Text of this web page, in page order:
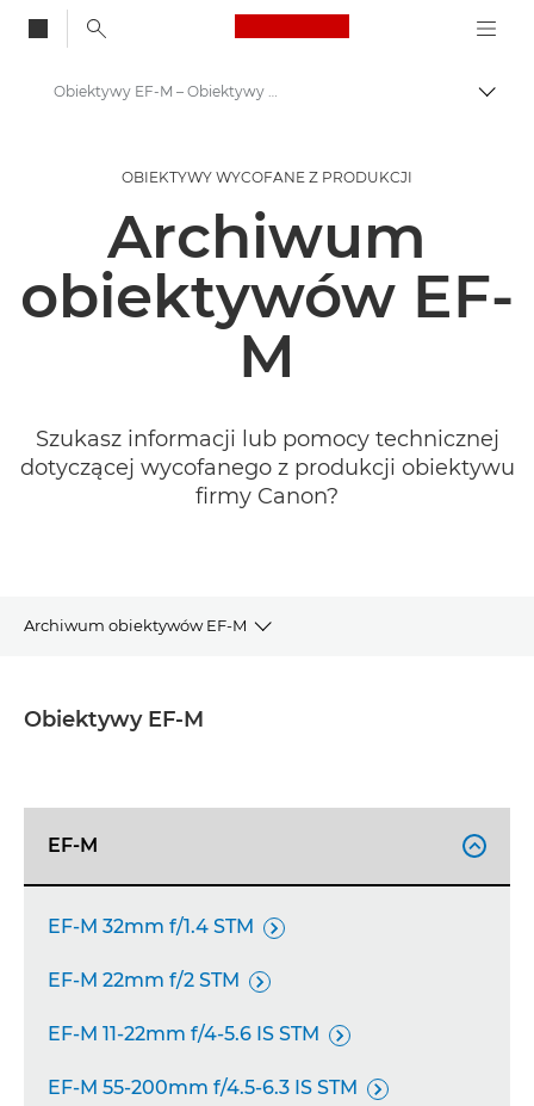
Canon Logo, back
Obiektywy do aparatów Canon
Obiektywy EF-M – Obiektywy – Obiektywy do kamer i aparatów
OBIEKTYWY WYCOFANE Z PRODUKCJI
Archiwum
obiektywów EF-
M
Szukasz informacji lub pomocy technicznej
dotyczącej wycofanego z produkcji obiektywu
firmy Canon?
Archiwum obiektywów EF-M
WYSZUKIWARKA OBIEKTYWÓW
Obiektywy EF-M
EF-M 
EF-M 32mm f/1.4 STM 
EF-M 22mm f/2 STM 
EF-M 11-22mm f/4-5.6 IS STM 
EF-M 55-200mm f/4.5-6.3 IS STM 